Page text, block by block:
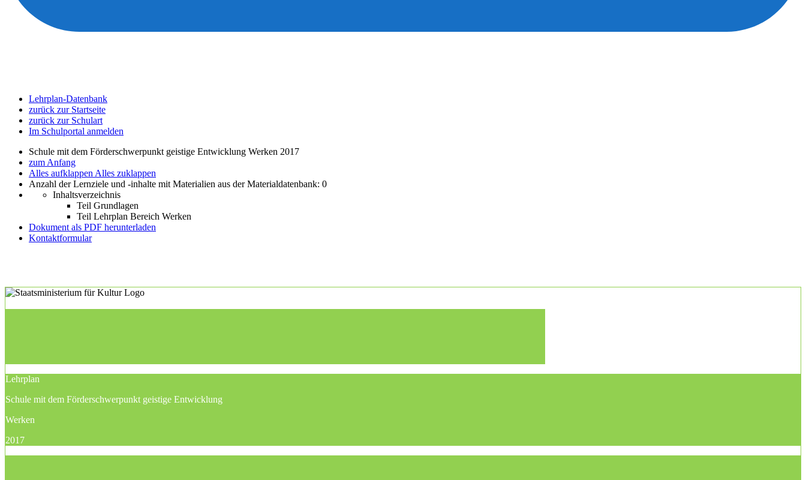
Lehrplan-Datenbank
zurück zur Startseite
zurück zur Schulart
Im Schulportal anmelden
Schule mit dem Förderschwerpunkt geistige Entwicklung Werken 2017
zum Anfang
Alles aufklappen Alles zuklappen
Anzahl der Lernziele und -inhalte mit Materialien aus der Materialdatenbank: 0
Inhaltsverzeichnis
Teil Grundlagen
Teil Lehrplan Bereich Werken
Dokument als PDF herunterladen
Kontaktformular
Lehrplan
Schule mit dem Förderschwerpunkt geistige Entwicklung
Werken
2017